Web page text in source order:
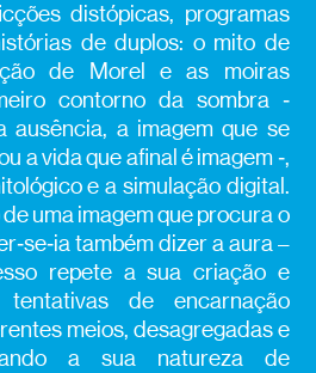
distópicas, programas
de duplos: o mito de
de Morel e as moiras
contorno da sombra ‑
ausência, a imagem que se
a vida que afinal é imagem ‑,
e a simulação digital.
uma imagem que procura o
também dizer a aura –
repete a sua criação e
de encarnação
meios, desagregadas e
a sua natureza de